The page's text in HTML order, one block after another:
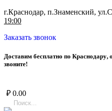
г.Краснодар, п.Знаменский,
19:00
Заказать звонок
Доставим бесплатно по Краснодару, о
звоните!
₽ 0.00